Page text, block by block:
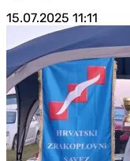
15.07.2025 11:11